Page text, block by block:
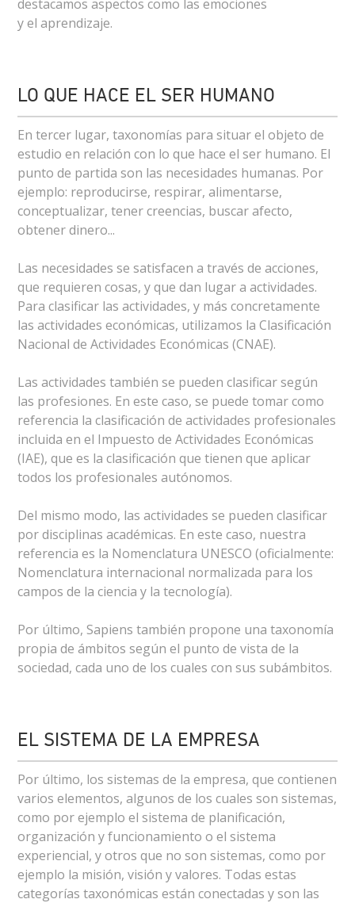
destacamos aspectos como las emociones
y el aprendizaje.
LO QUE HACE EL SER HUMANO
En tercer lugar, taxonomías para situar el objeto de
estudio en relación con lo que hace el ser humano. El
punto de partida son las necesidades humanas. Por
ejemplo: reproducirse, respirar, alimentarse,
conceptualizar, tener creencias, buscar afecto,
obtener dinero...
Las necesidades se satisfacen a través de acciones,
que requieren cosas, y que dan lugar a actividades.
Para clasificar las actividades, y más concretamente
las actividades económicas, utilizamos la Clasificación
Nacional de Actividades Económicas (CNAE).
Las actividades también se pueden clasificar según
las profesiones. En este caso, se puede tomar como
referencia la clasificación de actividades profesionales
incluida en el Impuesto de Actividades Económicas
(IAE), que es la clasificación que tienen que aplicar
todos los profesionales autónomos.
Del mismo modo, las actividades se pueden clasificar
por disciplinas académicas. En este caso, nuestra
referencia es la Nomenclatura UNESCO (oficialmente:
Nomenclatura internacional normalizada para los
campos de la ciencia y la tecnología).
Por último, Sapiens también propone una taxonomía
propia de ámbitos según el punto de vista de la
sociedad, cada uno de los cuales con sus subámbitos.
EL SISTEMA DE LA EMPRESA
Por último, los sistemas de la empresa, que contienen
varios elementos, algunos de los cuales son sistemas,
como por ejemplo el sistema de planificación,
organización y funcionamiento o el sistema
experiencial, y otros que no son sistemas, como por
ejemplo la misión, visión y valores. Todas estas
categorías taxonómicas están conectadas y son las